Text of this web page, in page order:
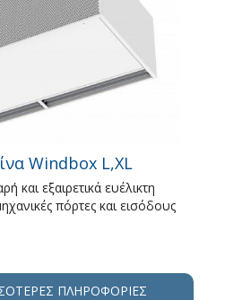
Windbox L,XL
και εξαιρετικά ευέλικτη
πόρτες και εισόδους
ΠΛΗΡΟΦΟΡΊΕΣ